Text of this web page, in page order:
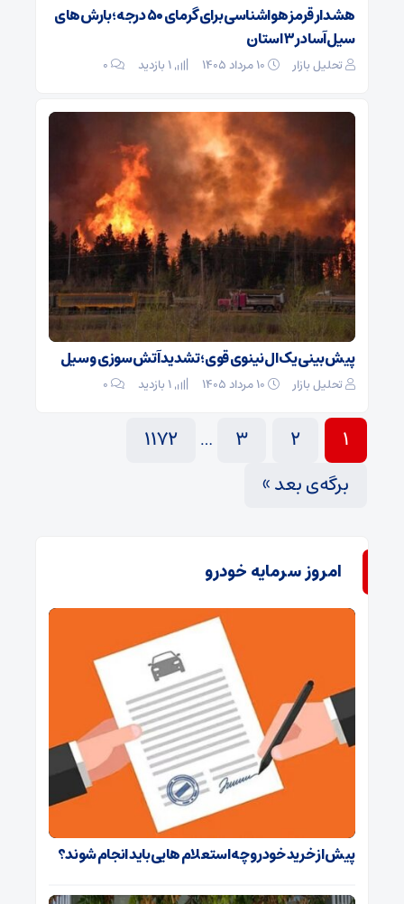
هشدار قرمز هواشناسی برای گرمای ۵۰ درجه؛ بارش‌های
سیل‌آسا در ۳ استان
تحلیل بازار ۰
پیش‌بینی یک ال‌نینوی قوی؛ تشدید آتش‌سوزی و سیل
تحلیل بازار ۰
1
2
3
…
1172
برگه‌ی بعد »
امروز سرمایه خودرو
پیش از خرید خودرو چه استعلام هایی باید انجام شوند؟